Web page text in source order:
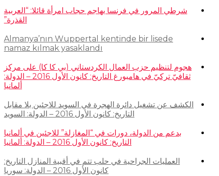
شرطي المرور في فرنسا يهاجم حجاب امرأة قائلا: “العربية
القذرة”
Almanya’nın Wuppertal kentinde bir lisede
namaz kılmak yasaklandı
هجوم لتنظيم حزب العمال الكردستاني (بي كا كا) على مركز
ثقافيّ تركيّ في هامبورغ التاريخ: كانون الأول 2016 – الدولة:
ألمانيا
الكشف عن تشغيل دائرة الهجرة في السويد للاجئين بلا مقابل
التاريخ: كانون الأول 2016 – الدولة: السويد
بدعم من الدولة، دورات في “المغازلة” للاجئين في ألمانيا
التاريخ: كانون الأول 2016 – الدولة: ألمانيا
العمليات الجراحية في حلب تتم في أقبية المنازل التاريخ:
كانون الأول 2016 – الدولة: سوريا